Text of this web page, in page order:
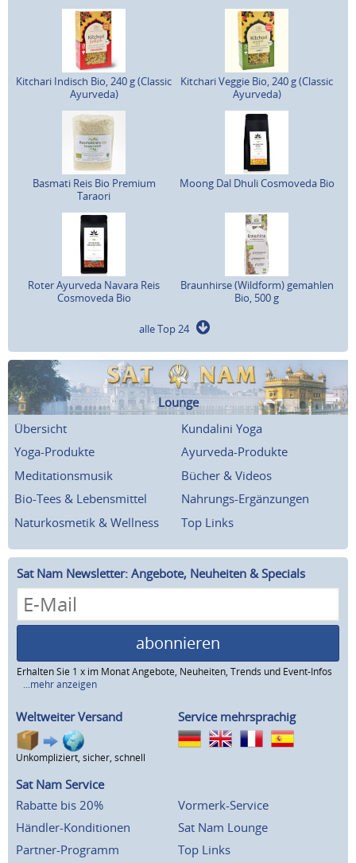
Kitchari Indisch Bio, 240 g (Classic
Ayurveda)
Kitchari Veggie Bio, 240 g (Classic
Ayurveda)
Basmati Reis Bio Premium
Taraori
Moong Dal Dhuli Cosmoveda Bio
Roter Ayurveda Navara Reis
Cosmoveda Bio
Braunhirse (Wildform) gemahlen
Bio, 500 g
alle Top 24
Lounge
Übersicht
Kundalini Yoga
Yoga-Produkte
Ayurveda-Produkte
Meditationsmusik
Bücher & Videos
Bio-Tees & Lebensmittel
Nahrungs-Ergänzungen
Naturkosmetik & Wellness
Top Links
Sat Nam Newsletter: Angebote, Neuheiten & Specials
abonnieren
Erhalten Sie 1 x im Monat Angebote, Neuheiten, Trends und Event-Infos
...mehr anzeigen
Weltweiter Versand
Unkompliziert, sicher, schnell
Service mehrsprachig
Sat Nam Service
Rabatte bis 20%
Händler-Konditionen
Partner-Programm
Vormerk-Service
Sat Nam Lounge
Top Links